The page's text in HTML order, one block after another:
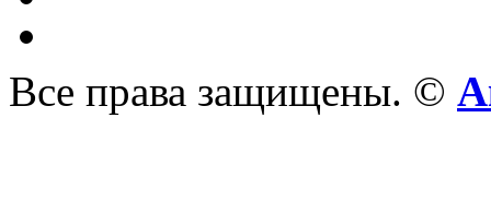
Все права защищены. ©